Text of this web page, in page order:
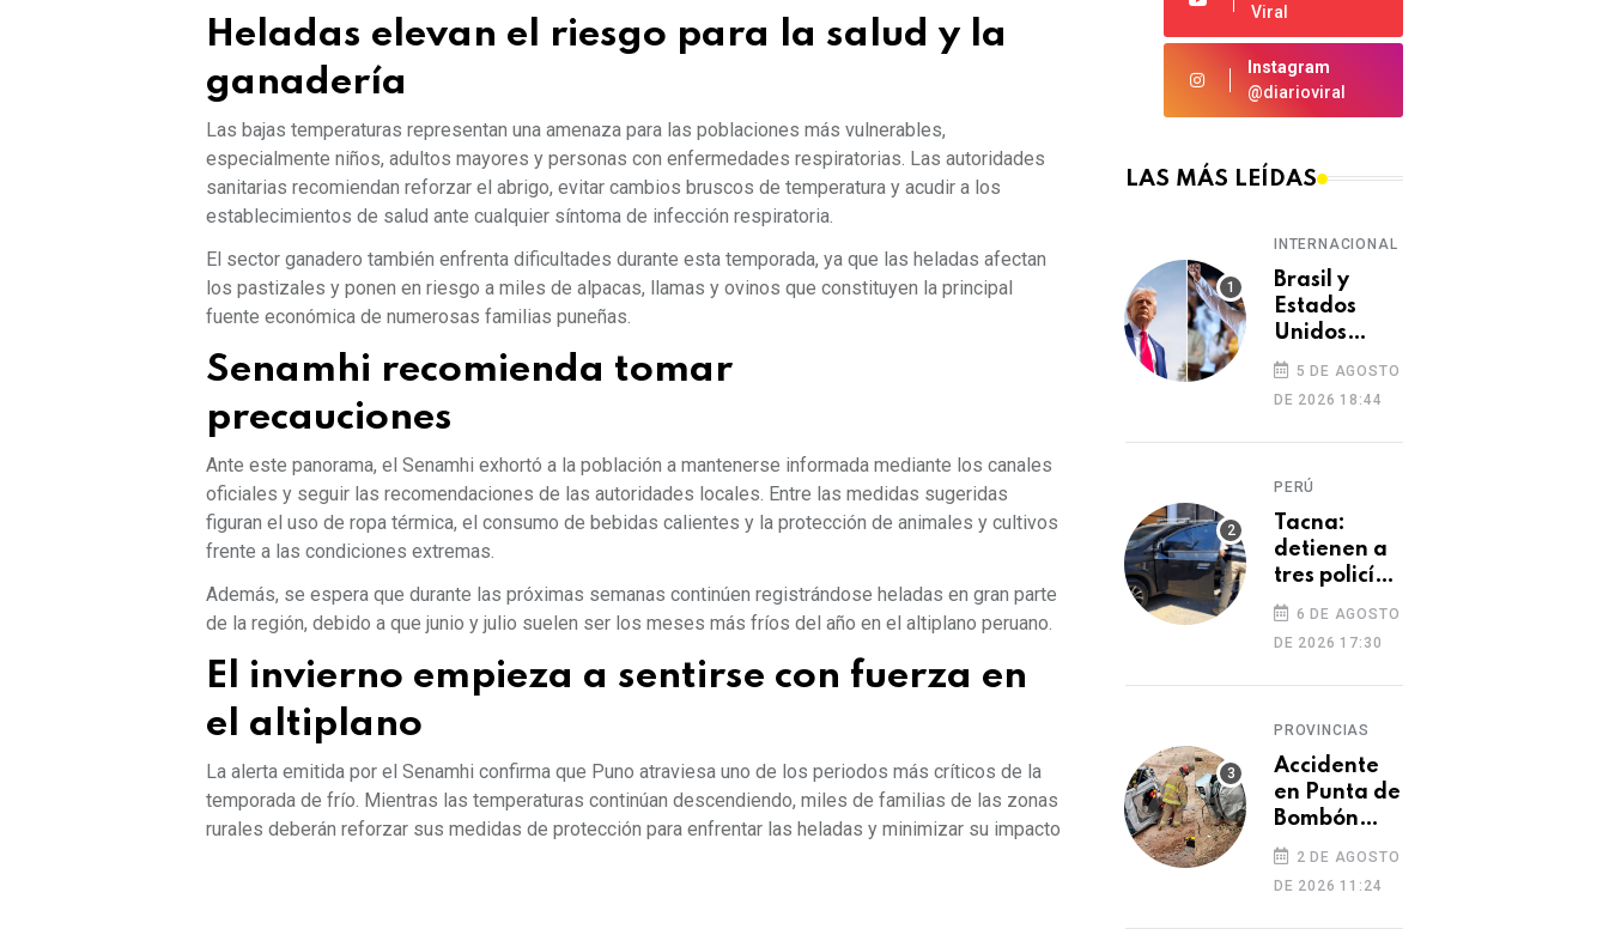
Heladas elevan el riesgo para la salud y la
ganadería
Las bajas temperaturas representan una amenaza para las poblaciones más vulnerables,
especialmente niños, adultos mayores y personas con enfermedades respiratorias. Las autoridades
sanitarias recomiendan reforzar el abrigo, evitar cambios bruscos de temperatura y acudir a los
establecimientos de salud ante cualquier síntoma de infección respiratoria.
El sector ganadero también enfrenta dificultades durante esta temporada, ya que las heladas afectan
los pastizales y ponen en riesgo a miles de alpacas, llamas y ovinos que constituyen la principal
fuente económica de numerosas familias puneñas.
Senamhi recomienda tomar
precauciones
Ante este panorama, el Senamhi exhortó a la población a mantenerse informada mediante los canales
oficiales y seguir las recomendaciones de las autoridades locales. Entre las medidas sugeridas
figuran el uso de ropa térmica, el consumo de bebidas calientes y la protección de animales y cultivos
frente a las condiciones extremas.
Además, se espera que durante las próximas semanas continúen registrándose heladas en gran parte
de la región, debido a que junio y julio suelen ser los meses más fríos del año en el altiplano peruano.
El invierno empieza a sentirse con fuerza en
el altiplano
La alerta emitida por el Senamhi confirma que Puno atraviesa uno de los periodos más críticos de la
temporada de frío. Mientras las temperaturas continúan descendiendo, miles de familias de las zonas
rurales deberán reforzar sus medidas de protección para enfrentar las heladas y minimizar su impacto
Viral
Instagram
@diarioviral
LAS MÁS LEÍDAS
INTERNACIONAL
Brasil y
Estados
Unidos
elevan
tensión
diplomática
tras retiro
embajadora
en
Washington
5 DE AGOSTO
DE 2026 18:44
PERÚ
Tacna:
detienen a
tres policías
investigados
por presunto
cambio de
cocaína por
cobros
ilegales
6 DE AGOSTO
DE 2026 17:30
PROVINCIAS
Accidente
en Punta de
Bombón
deja un
muerto y
dos heridos
2 DE AGOSTO
DE 2026 11:24